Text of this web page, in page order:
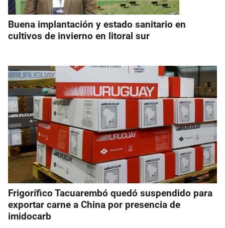
Buena implantación y estado sanitario en
cultivos de invierno en litoral sur
Frigorífico Tacuarembó quedó suspendido para
exportar carne a China por presencia de
imidocarb